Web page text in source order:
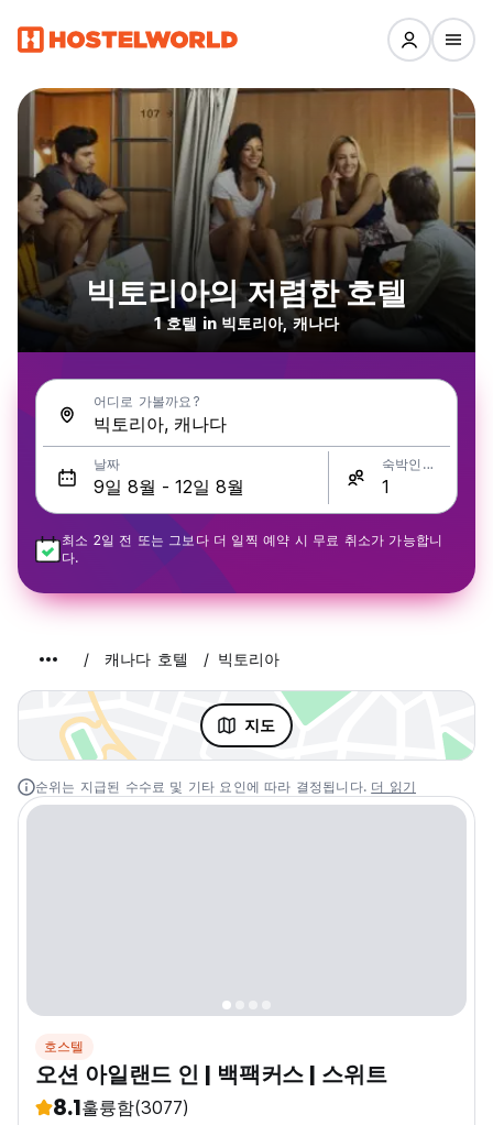
빅토리아의 저렴한 호텔
1 호텔 in 빅토리아, 캐나다
어디로 가볼까요?
날짜 숙박인원
최소 2일 전 또는 그보다 더 일찍 예약 시 무료 취소가 가능합니
다.
캐나다 호텔 빅토리아
지도
순위는 지급된 수수료 및 기타 요인에 따라 결정됩니다. 더 읽기
호스텔
오션 아일랜드 인 | 백팩커스 | 스위트
8.1훌륭함(3077)